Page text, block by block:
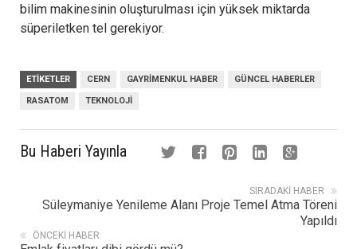
bilim makinesinin oluşturulması için yüksek miktarda
süperiletken tel gerekiyor.
ETIKETLER CERN GAYRIMENKUL HABER GÜNCEL HABERLER
RASATOM TEKNOLOJI
Bu Haberi Yayınla
SIRADAKI HABER
Süleymaniye Yenileme Alanı Proje Temel Atma Töreni
Yapıldı
ÖNCEKI HABER